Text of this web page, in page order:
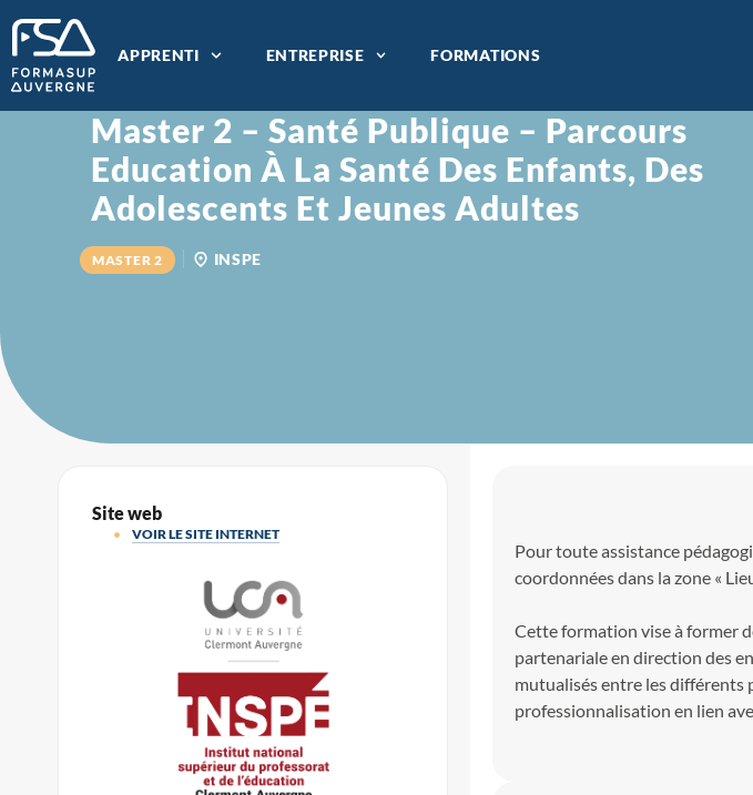
APPRENTI ENTREPRISE FORMATIONS
Master 2 – Santé Publique – Parcours
Education À La Santé Des Enfants, Des
Adolescents Et Jeunes Adultes
MASTER 2 INSPE
Site web
VOIR LE SITE INTERNET
Pour toute assistance
coordonnées dans la zone «
Cette formation vise à former
partenariale en direction des
mutualisés entre les différents
professionnalisation en lien